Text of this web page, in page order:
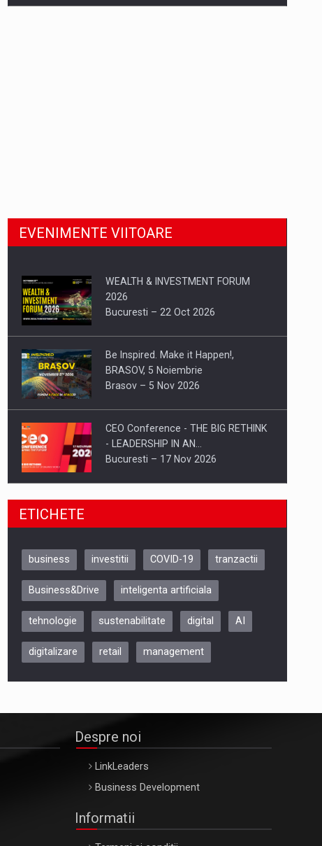
EVENIMENTE VIITOARE
WEALTH & INVESTMENT FORUM
2026
Bucuresti – 22 Oct 2026
Be Inspired. Make it Happen!,
BRASOV, 5 Noiembrie
Brasov – 5 Nov 2026
CEO Conference - THE BIG RETHINK
- LEADERSHIP IN AN…
Bucuresti – 17 Nov 2026
Be Inspired. Make it Happen!, CLUJ, 9
ARTEMIS LETO, ORADEA, 8
Oradea – 8 Oct 2026
ETICHETE
business investitii COVID-19 tranzactii
Business&Drive inteligenta artificiala
tehnologie sustenabilitate digital AI
digitalizare retail management
Despre noi
LinkLeaders
Business Development
Informatii